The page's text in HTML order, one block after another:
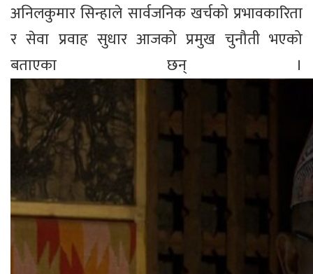
अनिलकुमार सिन्हाले सार्वजनिक खर्चको प्रभावकारिता
र सेवा प्रवाह सुधार आजको प्रमुख चुनौती भएको
बताएका छन् ।